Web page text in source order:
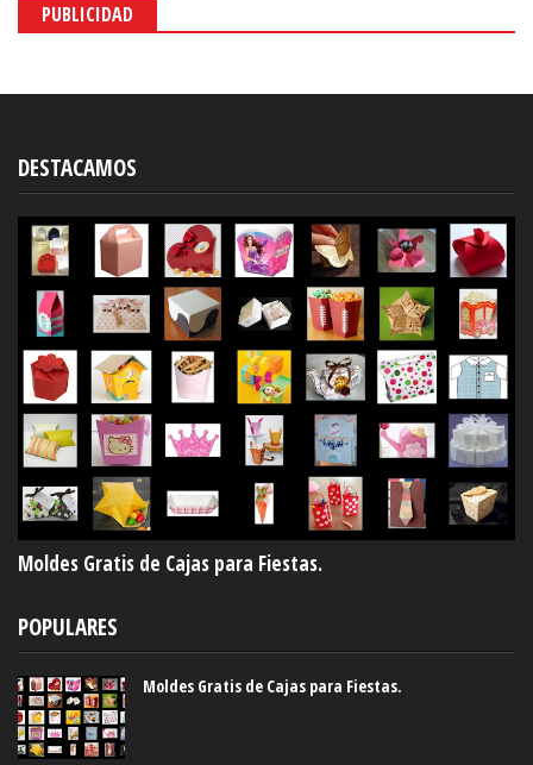
PUBLICIDAD
DESTACAMOS
Moldes Gratis de Cajas para Fiestas.
POPULARES
Moldes Gratis de Cajas para Fiestas.